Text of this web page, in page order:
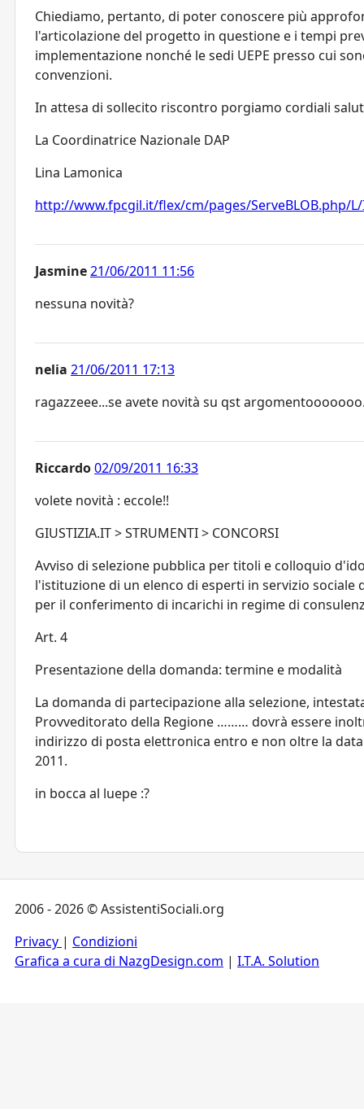
Chiediamo, pertanto, di poter conoscere più
l'articolazione del progetto in questione e i tempi
implementazione nonché le sedi UEPE presso cui
convenzioni.
In attesa di sollecito riscontro porgiamo cordiali
La Coordinatrice Nazionale DAP
Lina Lamonica
http://www.fpcgil.it/flex/cm/pages/ServeBLOB.php/
Jasmine21/06/2011 11:56
nessuna novità?
nelia 21/06/2011 17:13
ragazzeee...se avete novità su qst
Riccardo02/09/2011 16:33
volete novità : eccole!!
GIUSTIZIA.IT > STRUMENTI > CONCORSI
Avviso di selezione pubblica per titoli e colloquio
l'istituzione di un elenco di esperti in servizio sociale
per il conferimento di incarichi in regime di
Art. 4
Presentazione della domanda: termine e modalità
La domanda di partecipazione alla selezione,
Provveditorato della Regione ……… dovrà essere
indirizzo di posta elettronica entro e non oltre la
2011.
in bocca al luepe :?
2006 - 2026 © AssistentiSociali.org
Privacy | Condizioni
Grafica a cura di NazgDesign.com | I.T.A. Solution